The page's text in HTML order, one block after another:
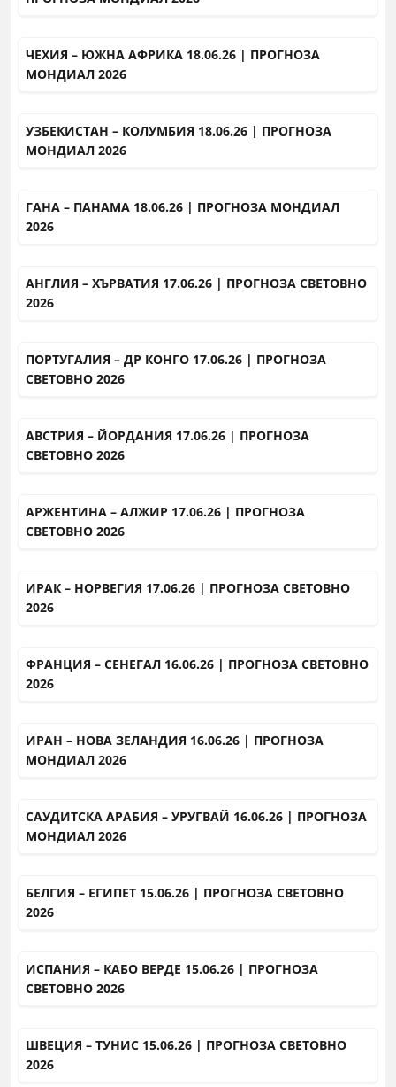
ЧЕХИЯ – ЮЖНА АФРИКА 18.06.26 | ПРОГНОЗА
МОНДИАЛ 2026
УЗБЕКИСТАН – КОЛУМБИЯ 18.06.26 | ПРОГНОЗА
МОНДИАЛ 2026
ГАНА – ПАНАМА 18.06.26 | ПРОГНОЗА МОНДИАЛ
2026
АНГЛИЯ – ХЪРВАТИЯ 17.06.26 | ПРОГНОЗА СВЕТОВНО
2026
ПОРТУГАЛИЯ – ДР КОНГО 17.06.26 | ПРОГНОЗА
СВЕТОВНО 2026
АВСТРИЯ – ЙОРДАНИЯ 17.06.26 | ПРОГНОЗА
СВЕТОВНО 2026
АРЖЕНТИНА – АЛЖИР 17.06.26 | ПРОГНОЗА
СВЕТОВНО 2026
ИРАК – НОРВЕГИЯ 17.06.26 | ПРОГНОЗА СВЕТОВНО
2026
ФРАНЦИЯ – СЕНЕГАЛ 16.06.26 | ПРОГНОЗА СВЕТОВНО
2026
ИРАН – НОВА ЗЕЛАНДИЯ 16.06.26 | ПРОГНОЗА
МОНДИАЛ 2026
САУДИТСКА АРАБИЯ – УРУГВАЙ 16.06.26 | ПРОГНОЗА
МОНДИАЛ 2026
БЕЛГИЯ – ЕГИПЕТ 15.06.26 | ПРОГНОЗА СВЕТОВНО
2026
ИСПАНИЯ – КАБО ВЕРДЕ 15.06.26 | ПРОГНОЗА
СВЕТОВНО 2026
ШВЕЦИЯ – ТУНИС 15.06.26 | ПРОГНОЗА СВЕТОВНО
2026